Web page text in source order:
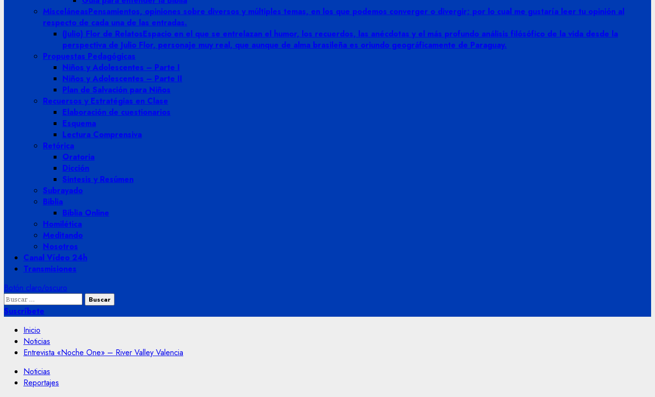
MisceláneasPensamientos, opiniones sobre diversos y múltiples temas, en los que podemos converger o divergir; por lo cual me gustaría leer tu opinión al
respecto de cada una de las entradas.
(Julio) Flor de RelatosEspacio en el que se entrelazan el humor, los recuerdos, las anécdotas y el más profundo análisis filósófico de la vida desde la
perspectiva de Julio Flor, personaje muy real, que aunque de alma brasileña es oriundo geográficamente de Paraguay.
Propuestas Pedagógicas
Niños y Adolescentes – Parte I
Niños y Adolescentes – Parte II
Plan de Salvación para Niños
Recuersos y Estratégias en Clase
Elaboración de cuestionarios
Esquema
Lectura Comprensiva
Retórica
Oratoria
Dicción
Sintesis y Resúmen
Subrayado
Biblia
Biblia Online
Homilética
Meditando
Nosotros
Canal Vídeo 24h
Transmisiones
Botón claro/oscuro
Buscar:
Suscríbete
Inicio
Noticias
Entrevista «Noche One» – River Valley Valencia
Noticias
Reportajes